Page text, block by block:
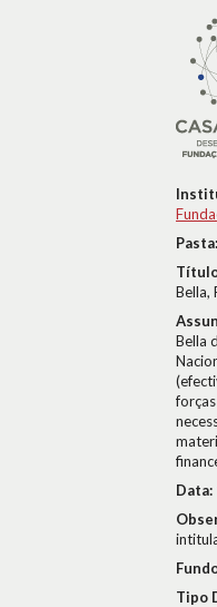
Pasta:
Bella,
Bella
Data:
Tipo